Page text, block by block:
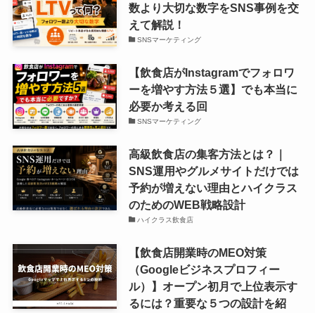
数より大切な数字をSNS事例を交
えて解説！
SNSマーケティング
【飲食店がInstagramでフォロワ
ーを増やす方法５選】でも本当に
必要か考える回
SNSマーケティング
高級飲食店の集客方法とは？｜
SNS運用やグルメサイトだけでは
予約が増えない理由とハイクラス
のためのWEB戦略設計
ハイクラス飲食店
【飲食店開業時のMEO対策
（Googleビジネスプロフィー
ル）】オープン初月で上位表示す
るには？重要な５つの設計を紹